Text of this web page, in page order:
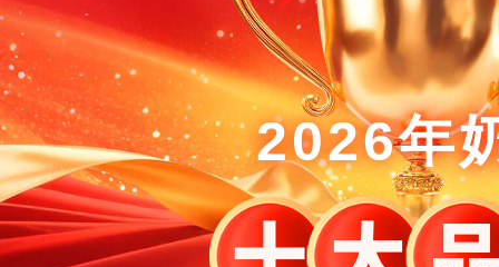
2026年